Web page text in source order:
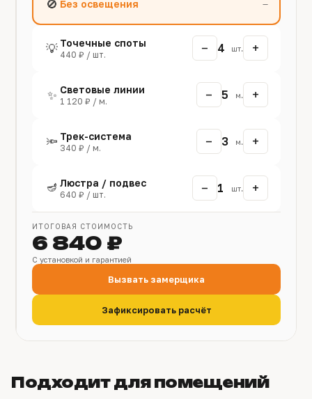
🚫 Без освещения —
💡 Точечные споты
440 ₽ / шт. − 4 шт. +
✨ Световые линии
1 120 ₽ / м. − 5 м. +
🔦 Трек-система
340 ₽ / м. − 3 м. +
🪔 Люстра / подвес
640 ₽ / шт. − 1 шт. +
ИТОГОВАЯ СТОИМОСТЬ
6 840 ₽
С установкой и гарантией
Вызвать замерщика
Зафиксировать расчёт
Подходит для помещений